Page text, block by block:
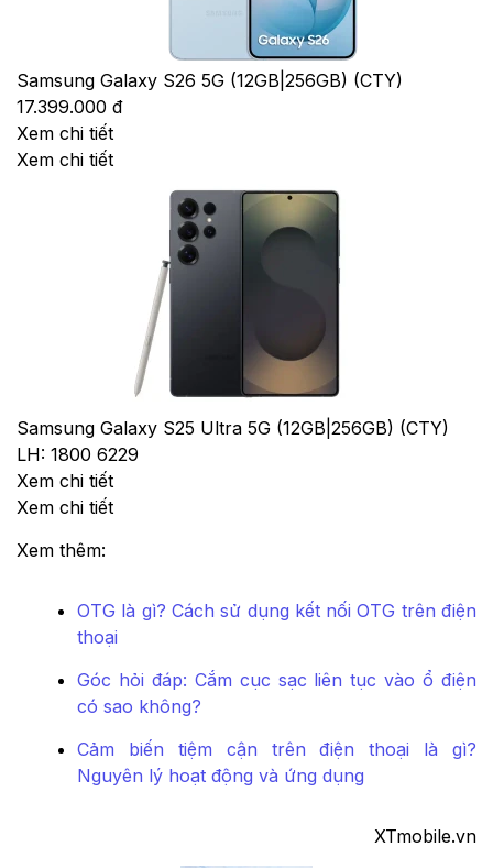
Samsung Galaxy S26 5G (12GB|256GB) (CTY)
17.399.000 đ
Xem chi tiết
Xem chi tiết
Samsung Galaxy S25 Ultra 5G (12GB|256GB) (CTY)
LH: 1800 6229
Xem chi tiết
Xem chi tiết
Xem thêm:
OTG là gì? Cách sử dụng kết nối OTG trên điện
thoại
Góc hỏi đáp: Cắm cục sạc liên tục vào ổ điện
có sao không?
Cảm biến tiệm cận trên điện thoại là gì?
Nguyên lý hoạt động và ứng dụng
XTmobile.vn